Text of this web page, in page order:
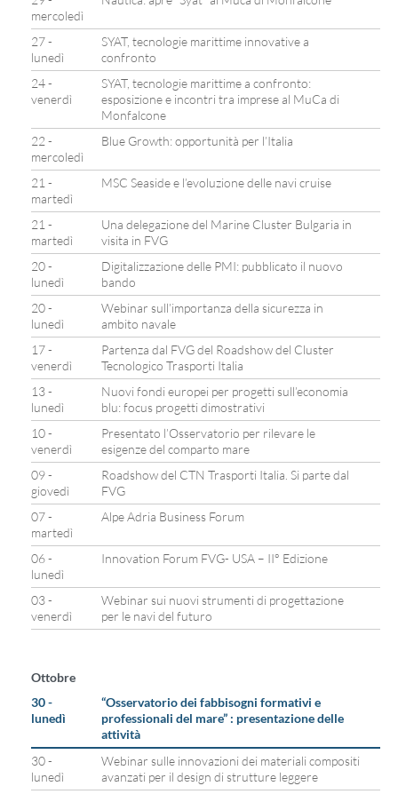
mercoledì
27 -
lunedì
SYAT, tecnologie marittime innovative a
confronto
24 -
venerdì
SYAT, tecnologie marittime a confronto:
esposizione e incontri tra imprese al MuCa di
Monfalcone
22 -
mercoledì
Blue Growth: opportunità per l’Italia
21 -
martedì
MSC Seaside e l’evoluzione delle navi cruise
21 -
martedì
Una delegazione del Marine Cluster Bulgaria in
visita in FVG
20 -
lunedì
Digitalizzazione delle PMI: pubblicato il nuovo
bando
20 -
lunedì
Webinar sull’importanza della sicurezza in
ambito navale
17 -
venerdì
Partenza dal FVG del Roadshow del Cluster
Tecnologico Trasporti Italia
13 -
lunedì
Nuovi fondi europei per progetti sull’economia
blu: focus progetti dimostrativi
10 -
venerdì
Presentato l’Osservatorio per rilevare le
esigenze del comparto mare
09 -
giovedì
Roadshow del CTN Trasporti Italia. Si parte dal
FVG
07 -
martedì
Alpe Adria Business Forum
06 -
lunedì
Innovation Forum FVG- USA – II° Edizione
03 -
venerdì
Webinar sui nuovi strumenti di progettazione
per le navi del futuro
Ottobre
30 -
lunedì
“Osservatorio dei fabbisogni formativi e
professionali del mare” : presentazione delle
attività
30 -
lunedì
Webinar sulle innovazioni dei materiali compositi
avanzati per il design di strutture leggere